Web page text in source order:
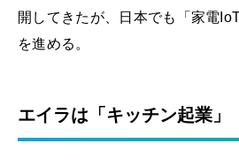
開してきたが、日本でも「家電
を進める。
エイラは「キッチン起業」